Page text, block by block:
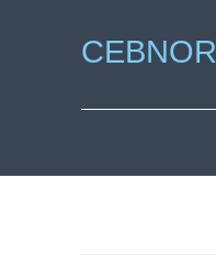
CEBNOR